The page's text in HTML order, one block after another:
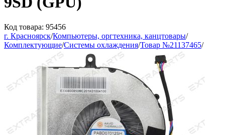
Код товара: 95456
г. Красноярск/Компьютеры, оргтехника, канцтовары/
Комплектующие/Системы охлаждения/Товар №21137465/